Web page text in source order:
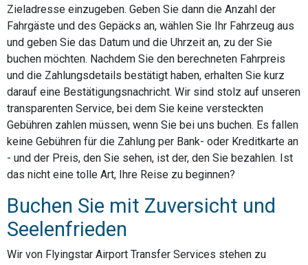
Zieladresse einzugeben. Geben Sie dann die Anzahl der
Fahrgäste und des Gepäcks an, wählen Sie Ihr Fahrzeug aus
und geben Sie das Datum und die Uhrzeit an, zu der Sie
buchen möchten. Nachdem Sie den berechneten Fahrpreis
und die Zahlungsdetails bestätigt haben, erhalten Sie kurz
darauf eine Bestätigungsnachricht. Wir sind stolz auf unseren
transparenten Service, bei dem Sie keine versteckten
Gebühren zahlen müssen, wenn Sie bei uns buchen. Es fallen
keine Gebühren für die Zahlung per Bank- oder Kreditkarte an
- und der Preis, den Sie sehen, ist der, den Sie bezahlen. Ist
das nicht eine tolle Art, Ihre Reise zu beginnen?
Buchen Sie mit Zuversicht und
Seelenfrieden
Wir von Flyingstar Airport Transfer Services stehen zu